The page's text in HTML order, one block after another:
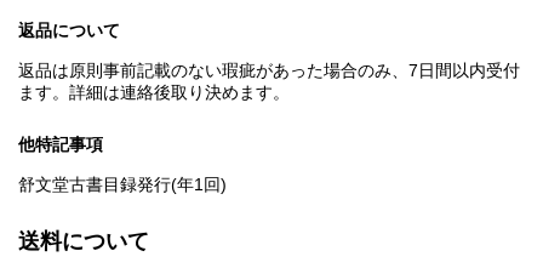
返品について
返品は原則事前記載のない瑕疵があった場合のみ、7日間以内受付
ます。詳細は連絡後取り決めます。
他特記事項
舒文堂古書目録発行(年1回)
送料について